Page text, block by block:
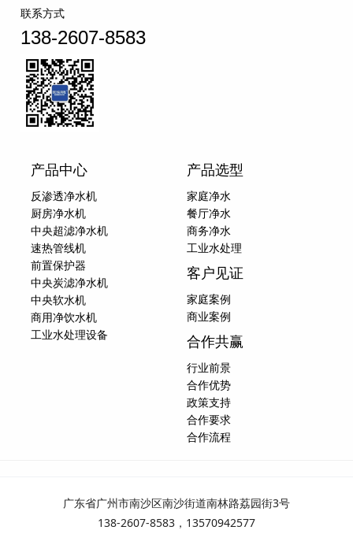
联系方式
138-2607-8583
产品中心
反渗透净水机
厨房净水机
中央超滤净水机
速热管线机
前置保护器
中央炭滤净水机
中央软水机
商用净饮水机
工业水处理设备
产品选型
家庭净水
餐厅净水
商务净水
工业水处理
客户见证
家庭案例
商业案例
合作共赢
行业前景
合作优势
政策支持
合作要求
合作流程
广东省广州市南沙区南沙街道南林路荔园街3号
138-2607-8583，13570942577